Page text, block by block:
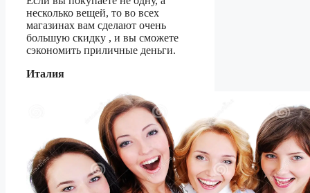
несколько вещей, то во всех
магазинах вам сделают очень
большую скидку , и вы сможете
сэкономить приличные деньги.
Италия